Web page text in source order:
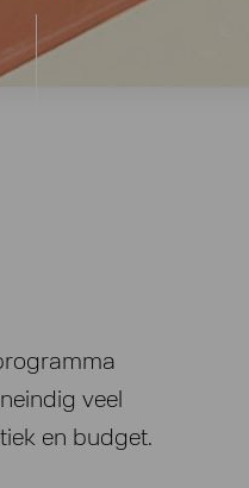
veel
en budget.